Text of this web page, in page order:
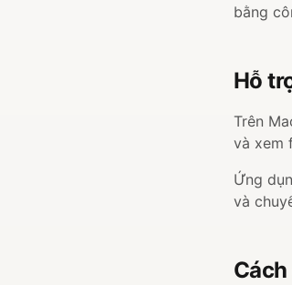
bằng
Hỗ
Trên
và xem
Ứng
và